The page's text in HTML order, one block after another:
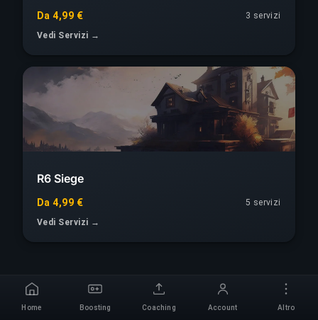
Da 4,99 € 3 servizi
Vedi Servizi →
R6 Siege
Da 4,99 € 5 servizi
Vedi Servizi →
Home Boosting Coaching Account Altro